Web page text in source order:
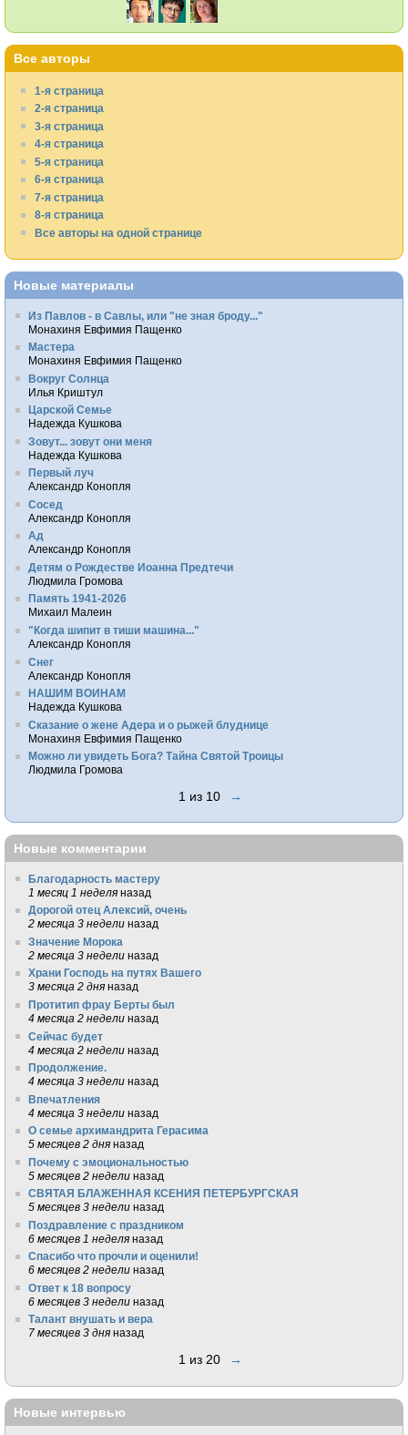
Все авторы
1-я страница
2-я страница
3-я страница
4-я страница
5-я страница
6-я страница
7-я страница
8-я страница
Все авторы на одной странице
Новые материалы
Из Павлов - в Савлы, или "не зная броду..."
Монахиня Евфимия Пащенко
Мастера
Монахиня Евфимия Пащенко
Вокруг Солнца
Илья Криштул
Царской Семье
Надежда Кушкова
Зовут... зовут они меня
Надежда Кушкова
Первый луч
Александр Конопля
Сосед
Александр Конопля
Ад
Александр Конопля
Детям о Рождестве Иоанна Предтечи
Людмила Громова
Память 1941-2026
Михаил Малеин
"Когда шипит в тиши машина..."
Александр Конопля
Снег
Александр Конопля
НАШИМ ВОИНАМ
Надежда Кушкова
Сказание о жене Адера и о рыжей блуднице
Монахиня Евфимия Пащенко
Можно ли увидеть Бога? Тайна Святой Троицы
Людмила Громова
1 из 10 →
Новые комментарии
Благодарность мастеру
1 месяц 1 неделя назад
Дорогой отец Алексий, очень
2 месяца 3 недели назад
Значение Морока
2 месяца 3 недели назад
Храни Господь на путях Вашего
3 месяца 2 дня назад
Протитип фрау Берты был
4 месяца 2 недели назад
Сейчас будет
4 месяца 2 недели назад
Продолжение.
4 месяца 3 недели назад
Впечатления
4 месяца 3 недели назад
О семье архимандрита Герасима
5 месяцев 2 дня назад
Почему с эмоциональностью
5 месяцев 2 недели назад
СВЯТАЯ БЛАЖЕННАЯ КСЕНИЯ ПЕТЕРБУРГСКАЯ
5 месяцев 3 недели назад
Поздравление с праздником
6 месяцев 1 неделя назад
Спасибо что прочли и оценили!
6 месяцев 2 недели назад
Ответ к 18 вопросу
6 месяцев 3 недели назад
Талант внушать и вера
7 месяцев 3 дня назад
1 из 20 →
Новые интервью